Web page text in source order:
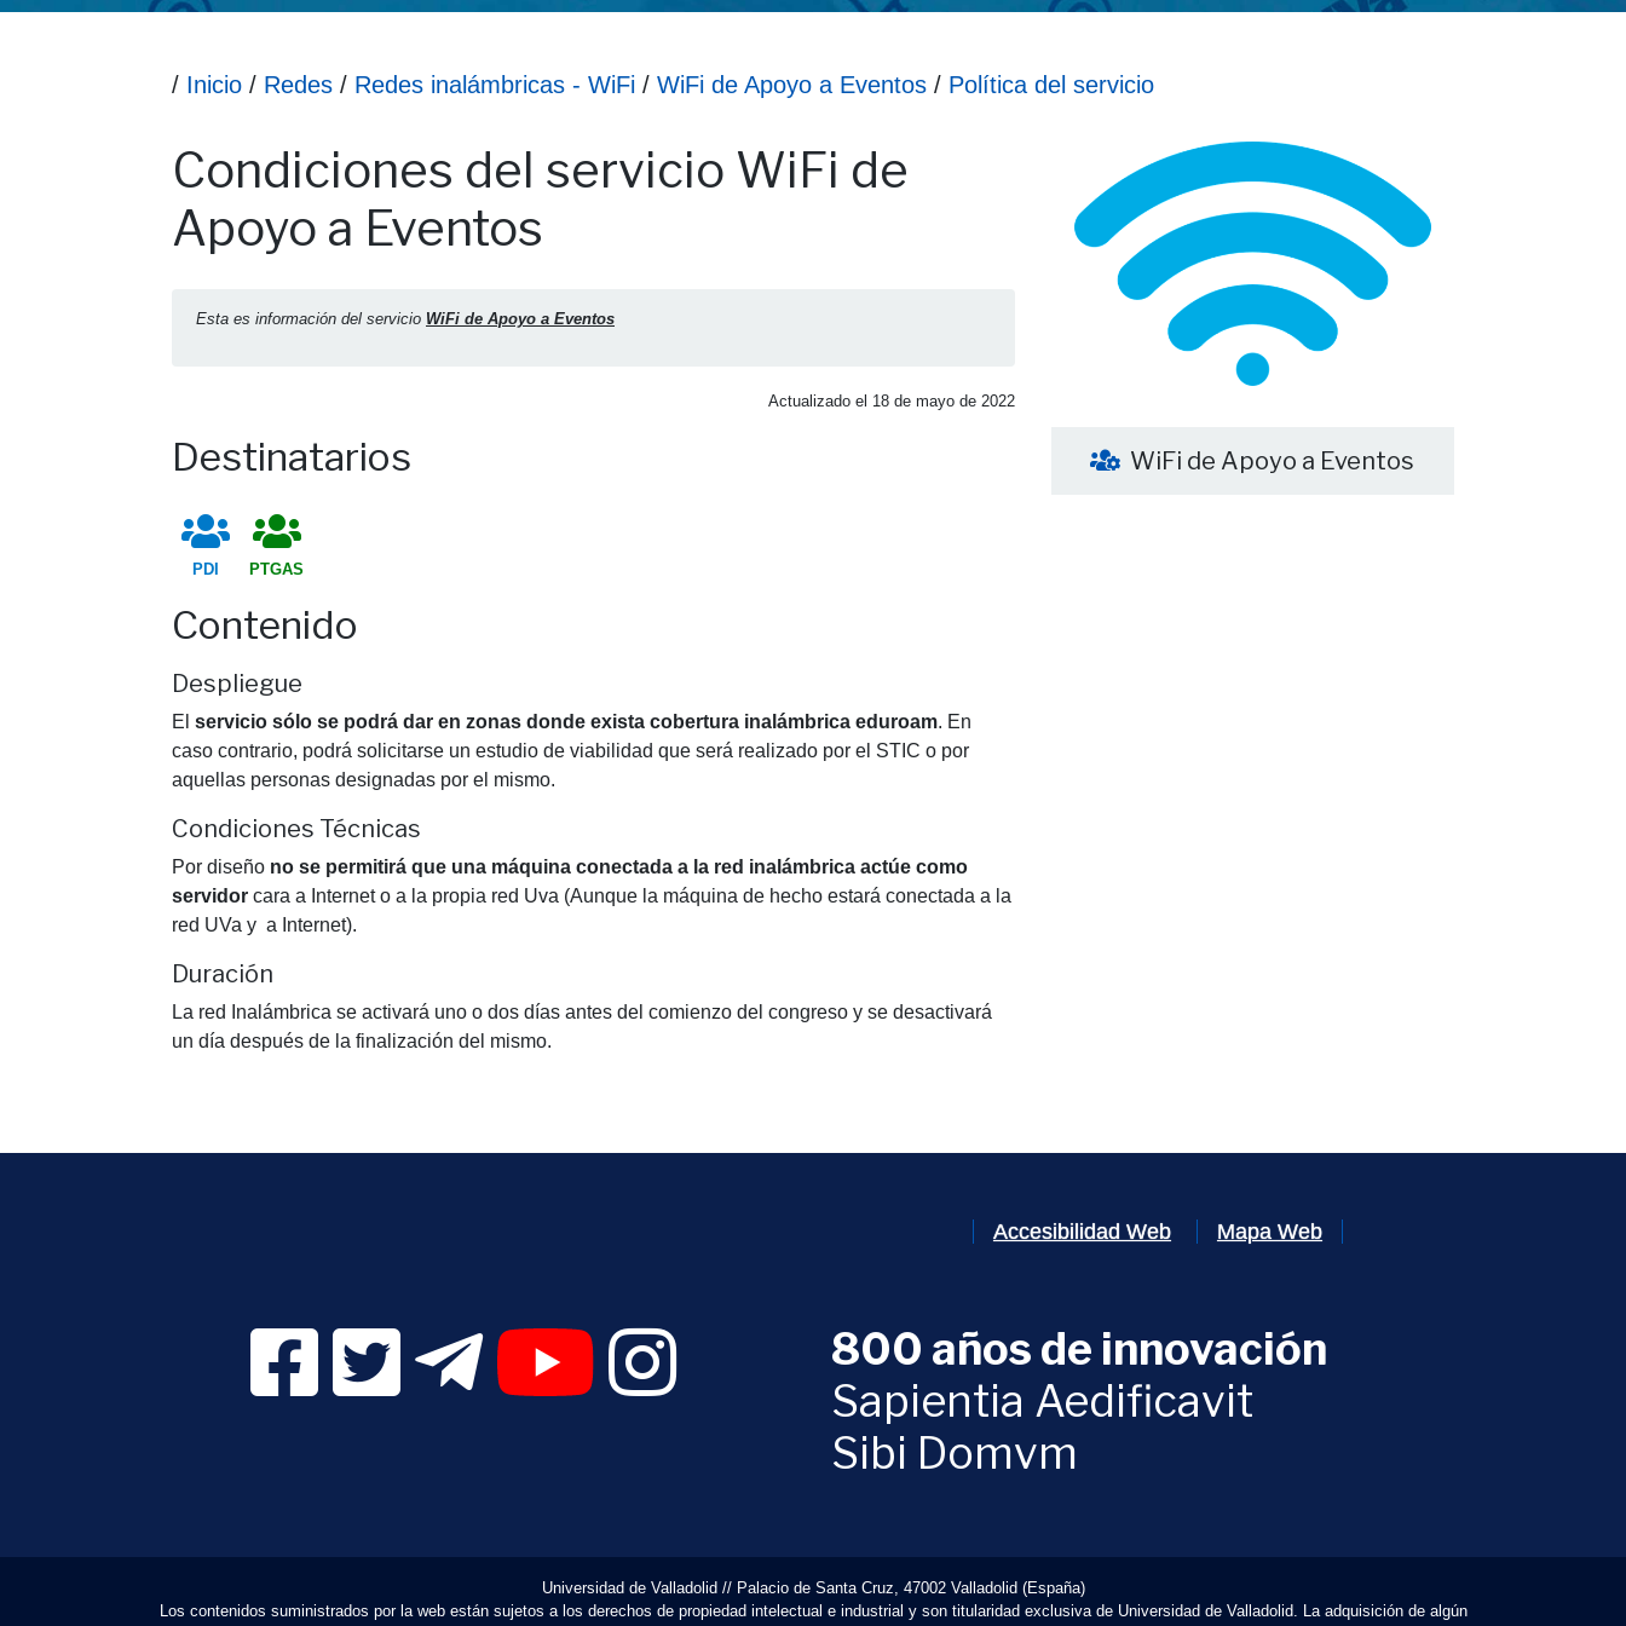
Ruta hasta la información
/ Inicio / Redes / Redes inalámbricas - WiFi / WiFi de Apoyo a Eventos / Política del servicio
Condiciones del servicio WiFi de
Apoyo a Eventos
Esta es información del servicio WiFi de Apoyo a Eventos
Actualizado el 18 de mayo de 2022
Destinatarios
PDI PTGAS
Contenido
Despliegue
El servicio sólo se podrá dar en zonas donde exista cobertura inalámbrica eduroam. En
caso contrario, podrá solicitarse un estudio de viabilidad que será realizado por el STIC o por
aquellas personas designadas por el mismo.
Condiciones Técnicas
Por diseño no se permitirá que una máquina conectada a la red inalámbrica actúe como
servidor cara a Internet o a la propia red Uva (Aunque la máquina de hecho estará conectada a la
red UVa y a Internet).
Duración
La red Inalámbrica se activará uno o dos días antes del comienzo del congreso y se desactivará
un día después de la finalización del mismo.
WiFi de Apoyo a Eventos
Accesibilidad Web Mapa Web
Facebook Digital UVa (se abrirá en una nueva ventana)
Twitter Digital UVa (se abrirá en una nueva ventana)
Telegram Digital UVa (se abrirá en una nueva ventana)
YouTube Digital UVa (se abrirá en una nueva ventana)
Instagram Digital UVa (se abrirá en una nueva ventana)
800 años de innovación
Sapientia Aedificavit
Sibi Domvm
Universidad de Valladolid // Palacio de Santa Cruz, 47002 Valladolid (España)
Los contenidos suministrados por la web están sujetos a los derechos de propiedad intelectual e industrial y son titularidad exclusiva de Universidad de Valladolid. La adquisición de algún